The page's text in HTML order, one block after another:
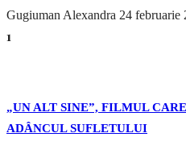
Gugiuman Alexandra 24 februarie
1
„UN ALT SINE”, FILMUL
ADÂNCUL SUFLETULUI